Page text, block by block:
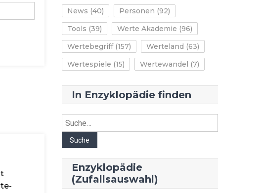
News (40) Personen (92)
Tools (39) Werte Akademie (96)
Wertebegriff(157) Werteland (63)
Wertespiele (15) Wertewandel (7)
In Enzyklopädie finden
Suche
Suche
Enzyklopädie
(Zufallsauswahl)